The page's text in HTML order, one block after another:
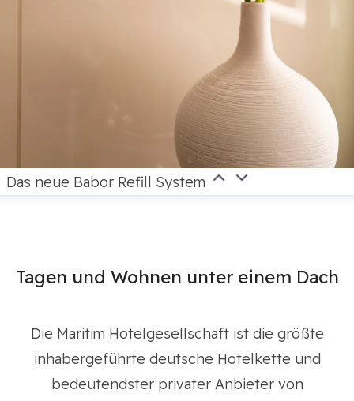
Das neue Babor Refill System
Tagen und Wohnen unter einem Dach
Die Maritim Hotelgesellschaft ist die größte
inhabergeführte deutsche Hotelkette und
bedeutendster privater Anbieter von